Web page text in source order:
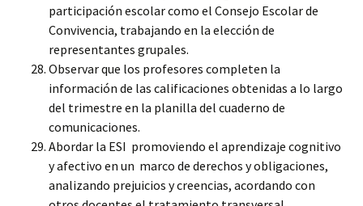
participación escolar como el Consejo Escolar de
Convivencia, trabajando en la elección de
representantes grupales.
Observar que los profesores completen la
información de las calificaciones obtenidas a lo largo
del trimestre en la planilla del cuaderno de
comunicaciones.
Abordar la ESI promoviendo el aprendizaje cognitivo
y afectivo en un marco de derechos y obligaciones,
analizando prejuicios y creencias, acordando con